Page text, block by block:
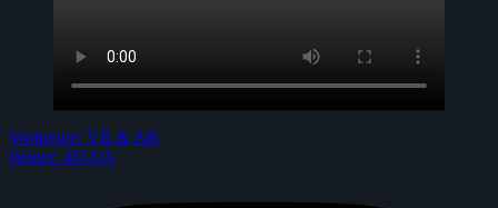
Beitrags-
Navigation
Vorherige: VR & AR
Weiter: 4D-GS